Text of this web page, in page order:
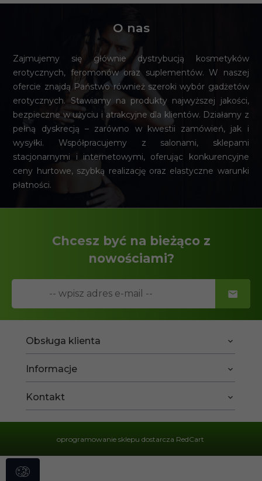
O nas
Zajmujemy się głównie dystrybucją kosmetyków
erotycznych, feromonów oraz suplementów. W naszej
ofercie znajdą Państwo również szeroki wybór gadżetów
erotycznych. Stawiamy na produkty najwyższej jakości,
bezpieczne w użyciu i atrakcyjne dla klientów. Działamy z
pełną dyskrecją – zarówno w kwestii zamówień, jak i
wysyłki. Współpracujemy z salonami, sklepami
stacjonarnymi i internetowymi, oferując konkurencyjne
ceny hurtowe, szybką realizację oraz elastyczne warunki
płatności.
Chcesz być na bieżąco z
nowościami?
Obsługa klienta
Informacje
Kontakt
oprogramowanie sklepu dostarcza RedCart